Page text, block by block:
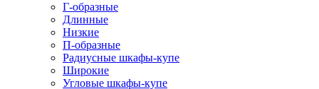
Г-образные
Длинные
Низкие
П-образные
Радиусные шкафы-купе
Широкие
Угловые шкафы-купе